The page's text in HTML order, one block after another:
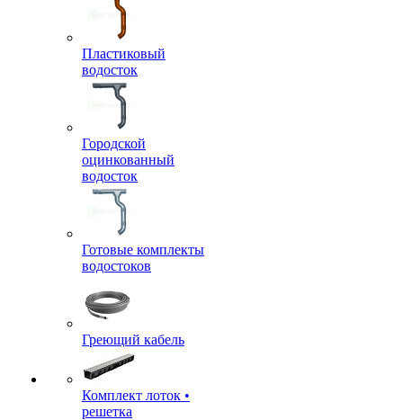
Пластиковый
водосток
Городской
оцинкованный
водосток
Готовые комплекты
водостоков
Греющий кабель
Комплект лоток •
решетка